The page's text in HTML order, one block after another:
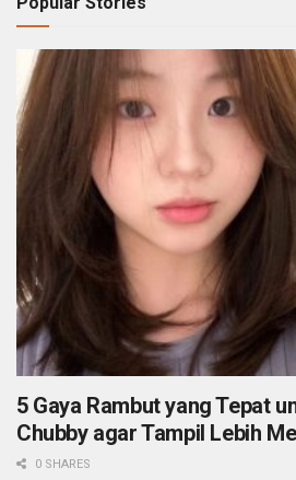
5 Gaya Rambut yang Tepat
Chubby agar Tampil Lebih
0 SHARES